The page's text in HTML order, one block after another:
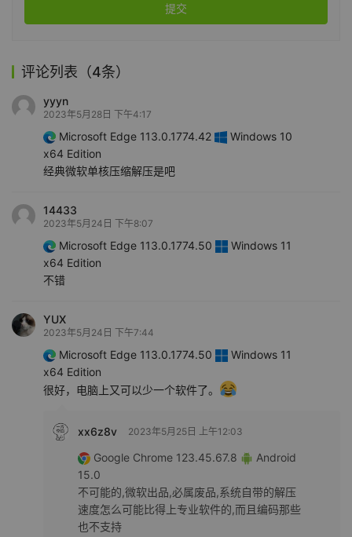
提交
评论列表（4条）
yyyn
2023年5月28日 下午4:17
Microsoft Edge 113.0.1774.42
Windows 10
x64 Edition
经典微软单核压缩解压是吧
14433
2023年5月24日 下午8:07
Microsoft Edge 113.0.1774.50
Windows 11
x64 Edition
不错
YUX
2023年5月24日 下午7:44
Microsoft Edge 113.0.1774.50
Windows 11
x64 Edition
很好，电脑上又可以少一个软件了。
xx6z8v 2023年5月25日 上午12:03
Google Chrome 123.45.67.8
Android
15.0
不可能的,微软出品,必属废品,系统自带的解压
速度怎么可能比得上专业软件的,而且编码那些
也不支持